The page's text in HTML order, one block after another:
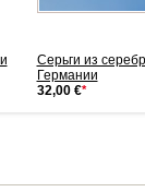
Cерьги из
Германии
32,00 €*